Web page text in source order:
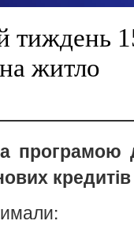
тиждень
житло
програмою